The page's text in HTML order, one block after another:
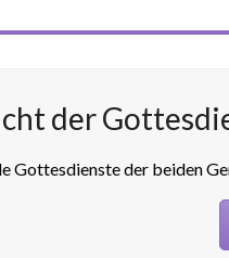
der
Gottesdienste der beiden